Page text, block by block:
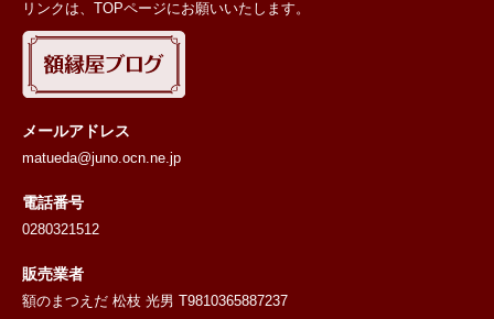
リンクは、TOPページにお願いいたします。
メールアドレス
matueda@juno.ocn.ne.jp
電話番号
0280321512
販売業者
額のまつえだ 松枝 光男 T9810365887237